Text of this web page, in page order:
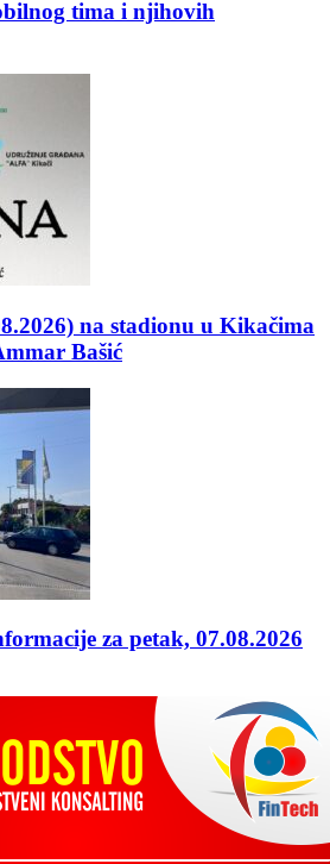
tima i njihovih
na stadionu u Kikačima
Bašić
za petak, 07.08.2026